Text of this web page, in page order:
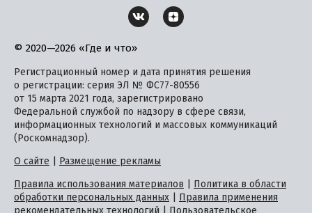
© 2020—2026 «Где и что»
Регистрационный номер и дата принятия решения
о регистрации: серия ЭЛ № ФС77-80556
от 15 марта 2021 года, зарегистрировано
Федеральной службой по надзору в сфере связи,
информационных технологий и массовых коммуникаций
(Роскомнадзор).
О сайте
Размещение рекламы
Правила использования материалов
Политика в области
обработки персональных данных
Правила применения
рекомендательных технологий
Пользовательское